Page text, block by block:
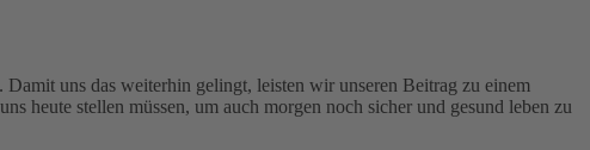
uns das weiterhin gelingt, leisten wir unseren Beitrag zu einem
heute stellen müssen, um auch morgen noch sicher und gesund leben zu